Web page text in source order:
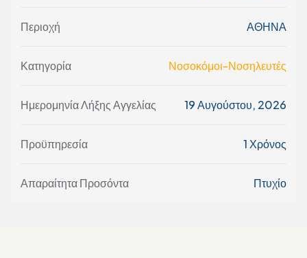
Περιοχή ΑΘΗΝΑ
Κατηγορία Νοσοκόμοι-Νοσηλευτές
Ημερομηνία Λήξης Αγγελίας 19 Αυγούστου, 2026
Προϋπηρεσία 1 Χρόνος
Απαραίτητα Προσόντα Πτυχίο